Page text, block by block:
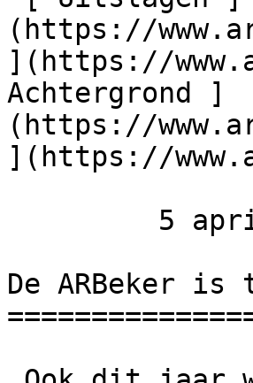
(https://
](https://
Achtergrond ]
(https://
](https://
De ARBeker